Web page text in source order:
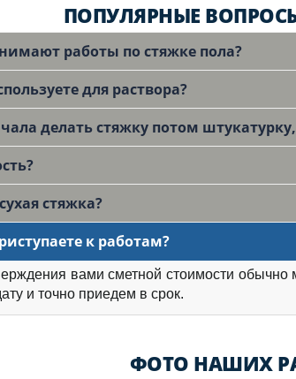
ПОПУЛЯРНЫЕ
работы по стяжке пола?
для раствора?
делать стяжку потом
стяжка?
к работам?
вами сметной стоимости
и точно приедем в срок.
ФОТО НАШИХ